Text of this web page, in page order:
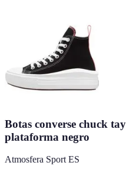
Botas converse chuck
plataforma negro
Atmosfera Sport ES